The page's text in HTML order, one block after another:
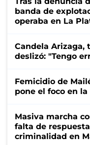
banda de
operaba en La
Candela Arizaga,
deslizó: "Tengo
Femicidio de
pone el foco en
Masiva marcha
falta de
criminalidad en